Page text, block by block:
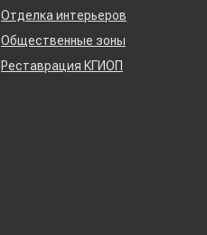
Отделка интерьеров
Общественные зоны
Реставрация КГИОП